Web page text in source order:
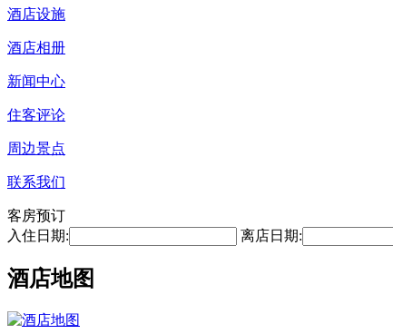
酒店设施
酒店相册
新闻中心
住客评论
周边景点
联系我们
客房预订
入住日期:
离店日期:
酒店地图